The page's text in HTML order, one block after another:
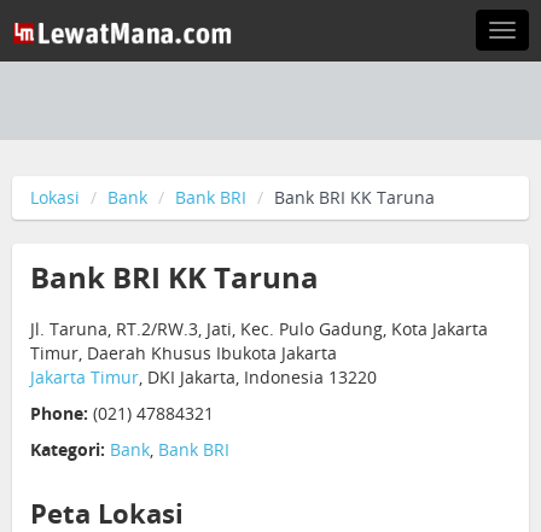
Lokasi Bank Bank BRI Bank BRI KK Taruna
Bank BRI KK Taruna
Jl. Taruna, RT.2/RW.3, Jati, Kec. Pulo Gadung, Kota Jakarta
Timur, Daerah Khusus Ibukota Jakarta
Jakarta Timur, DKI Jakarta, Indonesia 13220
Phone: (021) 47884321
Kategori: Bank, Bank BRI
Peta Lokasi